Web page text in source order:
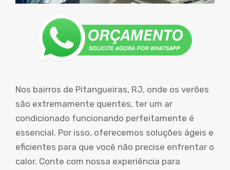
Nos bairros de Pitangueiras, RJ, onde os verões
são extremamente quentes, ter um ar
condicionado funcionando perfeitamente é
essencial. Por isso, oferecemos soluções ágeis e
eficientes para que você não precise enfrentar o
calor. Conte com nossa experiência para